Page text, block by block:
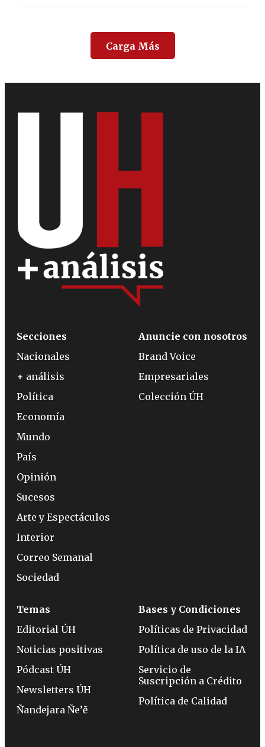
Carga Más
Secciones
Nacionales
+ análisis
Política
Economía
Mundo
País
Opinión
Sucesos
Arte y Espectáculos
Interior
Correo Semanal
Sociedad
Anuncie con nosotros
Brand Voice
Empresariales
Colección ÚH
Temas
Editorial ÚH
Noticias positivas
Pódcast ÚH
Newsletters ÚH
Ñandejara Ñe’ẽ
Bases y Condiciones
Políticas de Privacidad
Política de uso de la IA
Servicio de
Suscripción a Crédito
Política de Calidad